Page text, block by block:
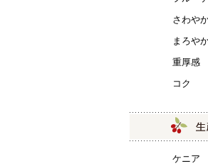
さわや
まろや
重厚感
コク
ケニア